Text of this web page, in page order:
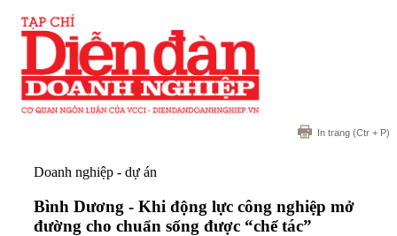
In trang (Ctr + P)
Doanh nghiệp - dự án
Bình Dương - Khi động lực công nghiệp mở
đường cho chuẩn sống được “chế tác”